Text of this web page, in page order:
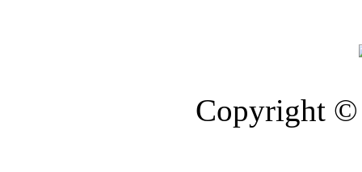
Copyright ©